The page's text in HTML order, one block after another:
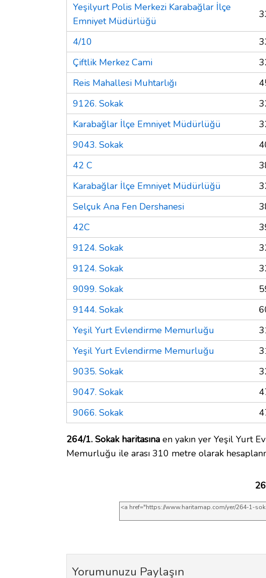
Yeşilyurt Polis Merkezi Karabağlar İlçe
Emniyet Müdürlüğü
4/10
Çiftlik Merkez Cami
Reis Mahallesi Muhtarlığı
9126. Sokak
Karabağlar İlçe Emniyet Müdürlüğü
9043. Sokak
42 C
Karabağlar İlçe Emniyet Müdürlüğü
Selçuk Ana Fen Dershanesi
42C
9124. Sokak
9124. Sokak
9099. Sokak
9144. Sokak
Yeşil Yurt Evlendirme Memurluğu
Yeşil Yurt Evlendirme Memurluğu
9035. Sokak
9047. Sokak
9066. Sokak
264/1. Sokak haritasına en yakın yer Yeşil Yurt
Memurluğu ile arası 310 metre olarak
Yorumunuzu Paylaşın